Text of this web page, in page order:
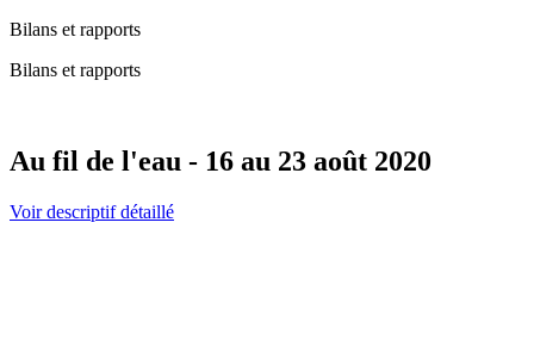
Bilans et rapports
Bilans et rapports
Au fil de l'eau - 16 au 23 août 2020
Voir descriptif détaillé